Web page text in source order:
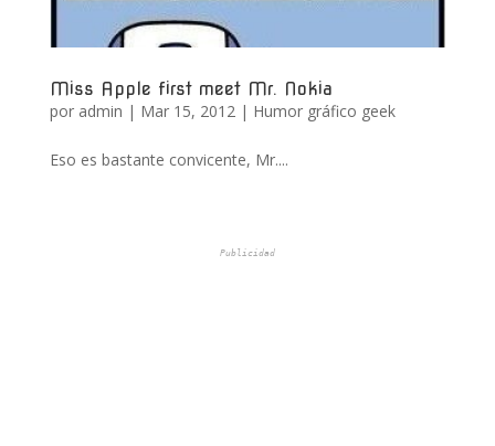
Miss Apple first meet Mr. Nokia
por admin | Mar 15, 2012| Humor gráfico geek
Eso es bastante convicente, Mr....
Publicidad